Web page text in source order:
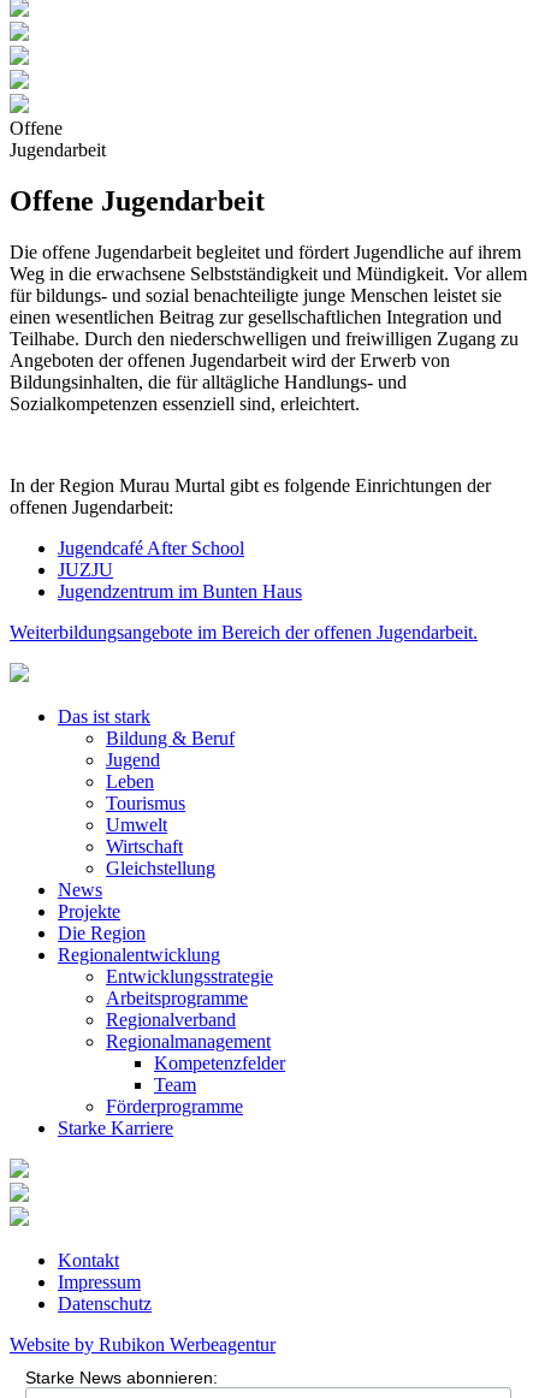
Offene
Jugendarbeit
Offene Jugendarbeit
Die offene Jugendarbeit begleitet und fördert Jugendliche auf ihrem
Weg in die erwachsene Selbstständigkeit und Mündigkeit. Vor allem
für bildungs- und sozial benachteiligte junge Menschen leistet sie
einen wesentlichen Beitrag zur gesellschaftlichen Integration und
Teilhabe. Durch den niederschwelligen und freiwilligen Zugang zu
Angeboten der offenen Jugendarbeit wird der Erwerb von
Bildungsinhalten, die für alltägliche Handlungs- und
Sozialkompetenzen essenziell sind, erleichtert.
In der Region Murau Murtal gibt es folgende Einrichtungen der
offenen Jugendarbeit:
Jugendcafé After School
JUZJU
Jugendzentrum im Bunten Haus
Weiterbildungsangebote im Bereich der offenen Jugendarbeit.
Das ist stark
Bildung & Beruf
Jugend
Leben
Tourismus
Umwelt
Wirtschaft
Gleichstellung
News
Projekte
Die Region
Regionalentwicklung
Entwicklungsstrategie
Arbeitsprogramme
Regionalverband
Regionalmanagement
Kompetenzfelder
Team
Förderprogramme
Starke Karriere
Kontakt
Impressum
Datenschutz
Website by Rubikon Werbeagentur
Starke News abonnieren: